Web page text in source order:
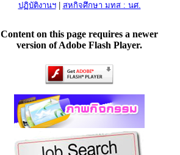
ปฏิบัติงานฯ| สหกิจศึกษา มทส : นศ.
Content on this page requires a newer
version of Adobe Flash Player.